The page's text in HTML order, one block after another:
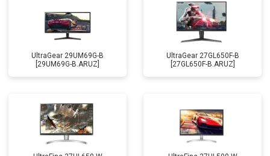
UltraGear 29UM69G-B
[29UM69G-B.ARUZ]
UltraGear 27GL650F-B
[27GL650F-B.ARUZ]